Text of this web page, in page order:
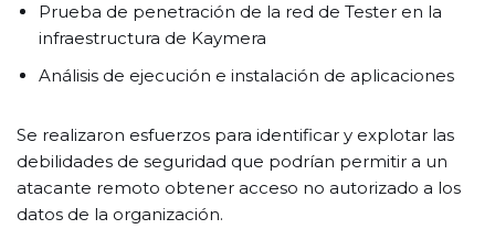
Prueba de penetración de la red de Tester en la
infraestructura de Kaymera
Análisis de ejecución e instalación de aplicaciones
Se realizaron esfuerzos para identificar y explotar las
debilidades de seguridad que podrían permitir a un
atacante remoto obtener acceso no autorizado a los
datos de la organización.